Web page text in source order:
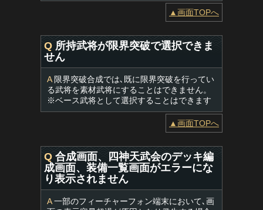
▲画面TOPへ
Q 所持武将が限界突破で選択できま
せん
A限界突破合成では､既に限界突破を行ってい
る武将を素材武将にすることはできません。
※ベース武将として選択することはできます
▲画面TOPへ
Q 合成画面、四神天武会のデッキ編
成画面、装備一覧画面がエラーにな
り表示されません
A一部のフィーチャーフォン端末において､画